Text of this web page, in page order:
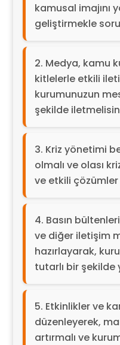
kamusal imajını
geliştirmekle
Medya, kamu
kitlelerle etkili
kurumunuzun
şekilde
Kriz yönetimi
olmalı ve olası
ve etkili
Basın
ve diğer iletişim
hazırlayarak,
tutarlı bir şekilde
Etkinlikler ve
düzenleyerek,
artırmalı ve